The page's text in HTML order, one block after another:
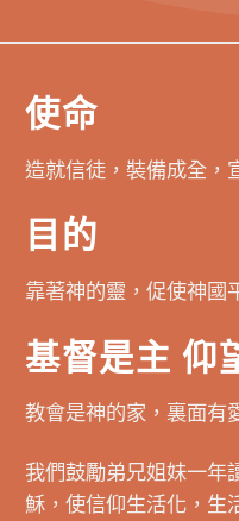
使命
造就信徒，裝備成全，
目的
靠著神的靈，促使神國
基督是主 仰
教會是神的家，裏面有
我們鼓勵弟兄姐妹一年
穌，使信仰生活化，生